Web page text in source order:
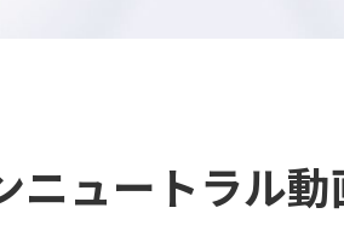
クリエイティブ・ツール制作
ニュートラル